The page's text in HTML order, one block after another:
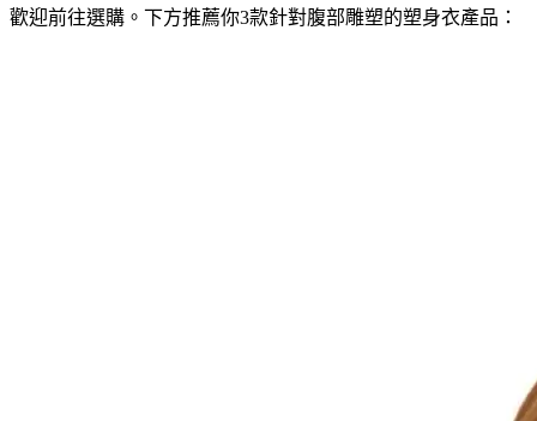
歡迎前往選購。下方推薦你3款針對腹部雕塑的塑身衣產品：